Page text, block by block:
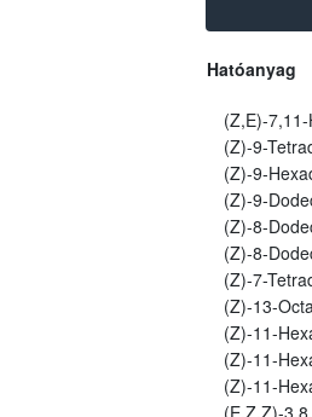
Hatóanyag
(Z,E)-
(Z)-9-
(Z)-9-
(Z)-9-
(Z)-8-
(Z)-8-
(Z)-7-
(Z)-13-
(Z)-11-
(Z)-11-
(Z)-11-
(E,Z,Z)-